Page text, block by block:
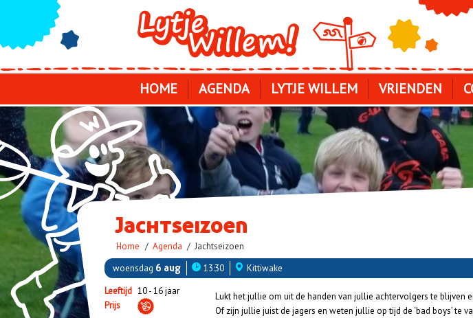
navigation
HOME AGENDA LYTJE WILLEM VRIENDEN
Jachtseizoen
Kruimelpad
Home Agenda
Jachtseizoen
woensdag 6 aug 13:30 Kittiwake
Lukt het jullie om uit de handen van jullie achtervolgers te blijven
Of zijn jullie juist de jagers en weten jullie op tijd de ‘bad boys’ te
Leeftijd 10 - 16 jaar
Prijs